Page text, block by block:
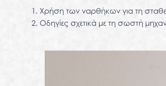
Χρήση των ναρθήκων για τη
Οδηγίες σχετικά με τη σωστή